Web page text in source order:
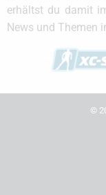
erhältst du damit
News und Themen
©